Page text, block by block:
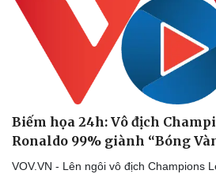
Biếm họa 24h: Vô địch
Ronaldo 99% giành “Bóng
VOV.VN - Lên ngôi vô địch Champions